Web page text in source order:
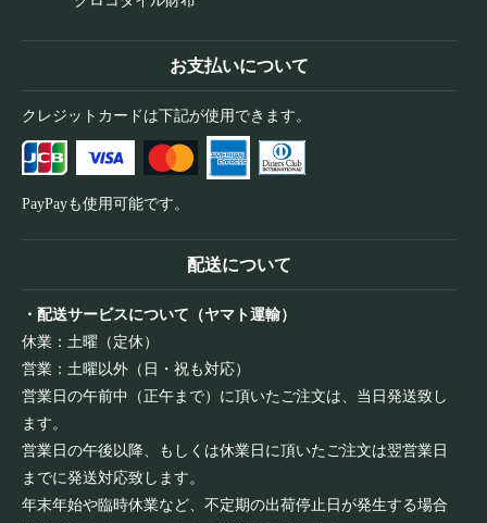
お支払いについて
クレジットカードは下記が使用できます。
PayPayも使用可能です。
配送について
・配送サービスについて（ヤマト運輸）
休業：土曜（定休）
営業：土曜以外（日・祝も対応）
営業日の午前中（正午まで）に頂いたご注文は、当日発送致し
ます。
営業日の午後以降、もしくは休業日に頂いたご注文は翌営業日
までに発送対応致します。
年末年始や臨時休業など、不定期の出荷停止日が発生する場合